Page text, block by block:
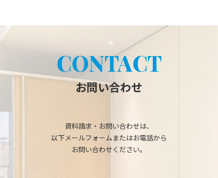
CONTACT
お問い合わせ
資料請求・お問い合わせは、
以下メールフォームまたはお電話から
お問い合わせください。